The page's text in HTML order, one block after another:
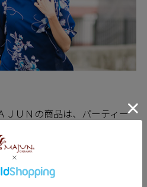
ＪＵＮの商品は、パーティー
クセントカラーなどを使用し
添える事ができるデザインが
スなども充実していて、色、